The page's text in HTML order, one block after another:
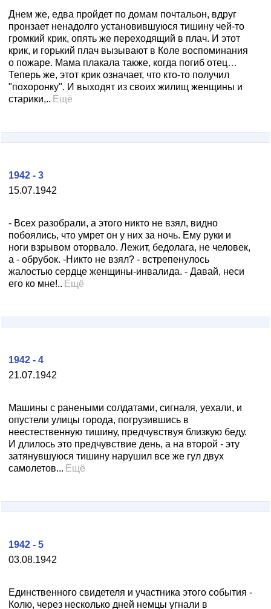
Днем же, едва пройдет по домам почтальон, вдруг
пронзает ненадолго установившуюся тишину чей-то
громкий крик, опять же переходящий в плач. И этот
крик, и горький плач вызывают в Коле воспоминания
о пожаре. Мама плакала также, когда погиб отец…
Теперь же, этот крик означает, что кто-то получил
"похоронку". И выходят из своих жилищ женщины и
старики,.. Ещё
15.07.1942
1942 - 3
- Всех разобрали, а этого никто не взял, видно
побоялись, что умрет он у них за ночь. Ему руки и
ноги взрывом оторвало. Лежит, бедолага, не человек,
а - обрубок. -Никто не взял? - встрепенулось
жалостью сердце женщины-инвалида. - Давай, неси
его ко мне!.. Ещё
21.07.1942
1942 - 4
Машины с ранеными солдатами, сигналя, уехали, и
опустели улицы города, погрузившись в
неестественную тишину, предчувствуя близкую беду.
И длилось это предчувствие день, а на второй - эту
затянувшуюся тишину нарушил все же гул двух
самолетов... Ещё
03.08.1942
1942 - 5
Единственного свидетеля и участника этого события -
Колю, через несколько дней немцы угнали в